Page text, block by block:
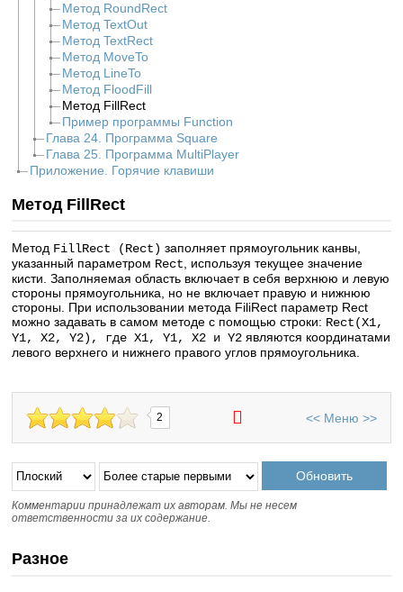
Метод RoundRect
Метод TextOut
Метод TextRect
Метод MoveTo
Метод LineTo
Метод FloodFill
Метод FillRect
Пример программы Function
Глава 24. Программа Square
Глава 25. Программа MultiPlayer
Приложение. Горячие клавиши
Метод FillRect
Метод FillRect (Rect) заполняет прямоугольник канвы,
указанный параметром Rect , используя текущее значение
кисти. Заполняемая область включает в себя верхнюю и левую
стороны прямоугольника, но не включает правую и нижнюю
стороны. При использовании метода FiliRect параметр Rect
можно задавать в самом методе с помощью строки: Rect(X1,
Y1, Х2, Y2), где X1, Y1, X2 и Y2 являются координатами
левого верхнего и нижнего правого углов прямоугольника.
2 << Меню >>
Комментарии принадлежат их авторам. Мы не несем
ответственности за их содержание.
Разное